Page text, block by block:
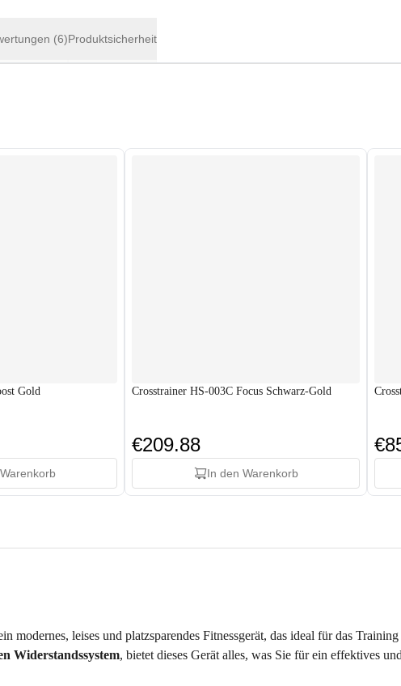
(6)Produktsicherheit
Gold Crosstrainer HS-003C Focus Schwarz-Gold
€209.88
In den Warenkorb
modernes, leises und platzsparendes Fitnessgerät, das ideal für das
Widerstandssystem, bietet dieses Gerät alles, was Sie für ein effektives